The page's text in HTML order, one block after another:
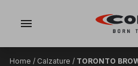
menu
Home / Calzature / TORONTO